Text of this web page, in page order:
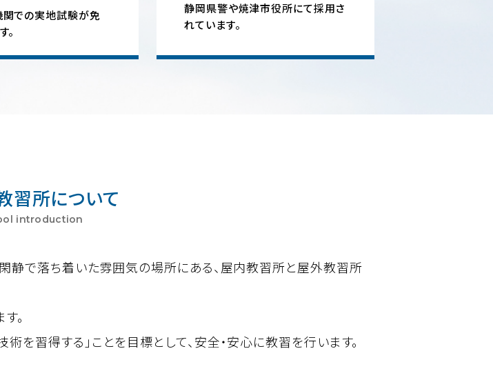
での実地試験が免
。
静岡県警や焼津市役所にて採用さ
れています。
習所について
introduction
静で落ち着いた雰囲気の場所にある、屋内教習所と屋外教習所
。
を習得する」ことを目標として、安全・安心に教習を行います。